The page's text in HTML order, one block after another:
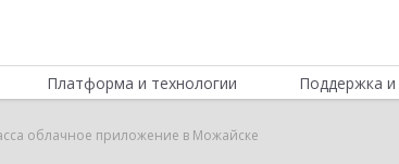
Платформа и технологии Поддержка и
облачное приложение в Можайске